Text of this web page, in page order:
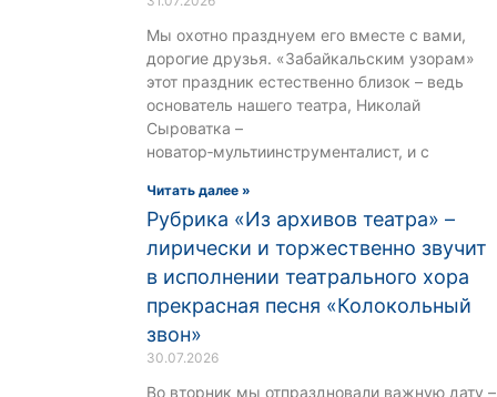
Мы охотно празднуем его вместе с вами,
дорогие друзья. «Забайкальским узорам»
этот праздник естественно близок – ведь
основатель нашего театра, Николай
Сыроватка –
новатор‑мультиинструменталист, и с
Читать далее »
Рубрика «Из архивов театра» –
лирически и торжественно звучит
в исполнении театрального хора
прекрасная песня «Колокольный
звон»
30.07.2026
Во вторник мы отпраздновали важную дату –